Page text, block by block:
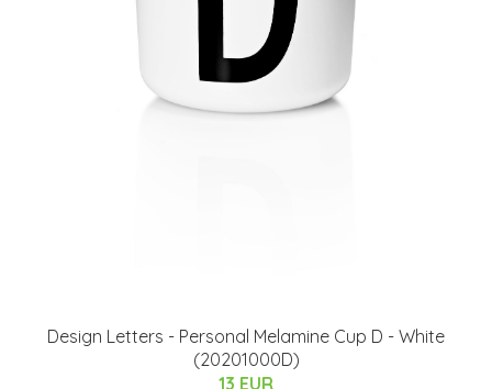
​Design Letters - Personal Melamine Cup D - White
(20201000D)
13 EUR